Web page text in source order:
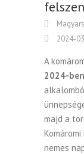
2024-
A
2024-
majd a
nemes